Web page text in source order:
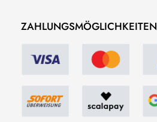
ZAHLUNGSMÖGLICHKEITEN